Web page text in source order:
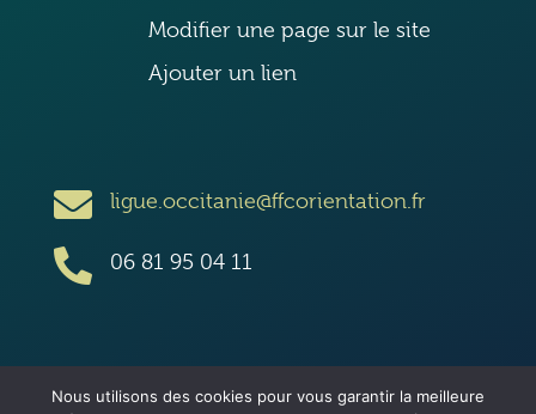
Modifier une page sur le site
Ajouter un lien
 ligue.occitanie@ffcorientation.fr
 06 81 95 04 11
Nous utilisons des cookies pour vous garantir la meilleure